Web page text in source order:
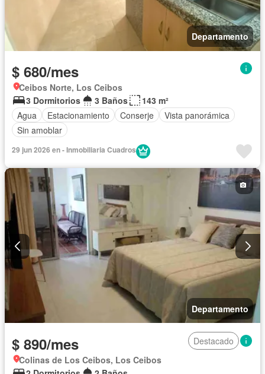
Departamento
$ 680/mes
Ceibos Norte, Los Ceibos
3 Dormitorios
3 Baños
143 m²
Agua
Estacionamiento Conserje
Vista panorámica
Sin amoblar
29 jun 2026 en - Inmobiliaria Cuadros
Departamento
$ 890/mes
Destacado
Colinas de Los Ceibos, Los Ceibos